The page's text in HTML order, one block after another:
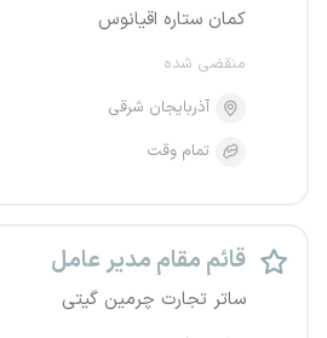
کمان ستاره اقیانوس
منقضی شده
آذربایجان شرقی
تمام وقت
قائم مقام مدیر عامل
ساتر تجارت چرمین گیتی